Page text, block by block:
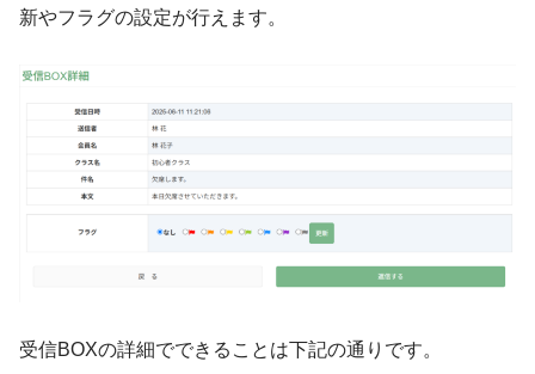
新やフラグの設定が行えます。
受信BOXの詳細でできることは下記の通りです。